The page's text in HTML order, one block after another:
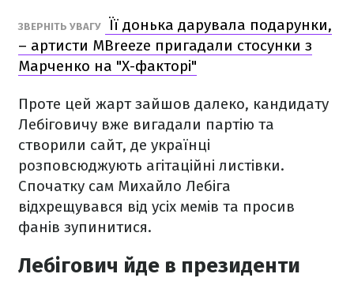
ЗВЕРНІТЬ УВАГУ
Її донька дарувала подарунки,
– артисти MBreeze пригадали стосунки з
Марченко на "Х-факторі"
Проте цей жарт зайшов далеко, кандидату
Лебіговичу вже вигадали партію та
створили сайт, де українці
розповсюджують агітаційні листівки.
Спочатку сам Михайло Лебіга
відхрещувався від усіх мемів та просив
фанів зупинитися.
Лебігович йде в президенти